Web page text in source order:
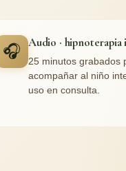
🎧 Audio ·
25 minutos grabados
acompañar al niño
uso en consulta.